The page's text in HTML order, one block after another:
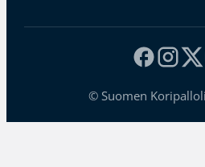
© Suomen